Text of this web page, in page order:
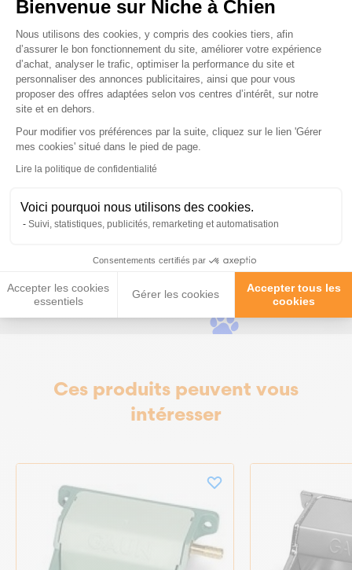
Bienvenue sur Niche à Chien
Plateforme de Gestion du
Nous utilisons des cookies, y compris des cookies tiers, afin
d’assurer le bon fonctionnement du site, améliorer votre expérience
d’achat, analyser le trafic, optimiser la performance du site et
personnaliser des annonces publicitaires, ainsi que pour vous
proposer des offres adaptées selon vos centres d’intérêt, sur notre
site et en dehors.
Pour modifier vos préférences par la suite, cliquez sur le lien 'Gérer
mes cookies' situé dans le pied de page.
Lire la politique de confidentialité
Voici pourquoi nous utilisons des cookies.
Suivi, statistiques, publicités, remarketing et automatisation
Consentements certifiés par
Accepter les cookies
essentiels
Gérer les cookies
Accepter tous les
cookies
Axeptio consent
Les questions posées par nos
clients ;)
Puis je remplacer la coupelle plastique par une
coupelle acier ?
Est ce que cet abreuvoir existe en plusieurs
tailles ?
Ces produits peuvent vous
intéresser